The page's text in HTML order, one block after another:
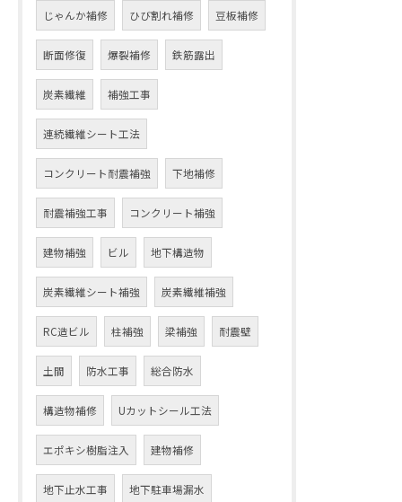
じゃんか補修 ひび割れ補修 豆板補修
断面修復 爆裂補修 鉄筋露出
炭素繊維 補強工事
連続繊維シート工法
コンクリート耐震補強 下地補修
耐震補強工事 コンクリート補強
建物補強 ビル 地下構造物
炭素繊維シート補強 炭素繊維補強
RC造ビル 柱補強 梁補強 耐震壁
土間 防水工事 総合防水
構造物補修 Uカットシール工法
エポキシ樹脂注入 建物補修
地下止水工事 地下駐車場漏水